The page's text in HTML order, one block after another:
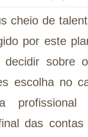
cheio de
por este
decidir sobre
escolha no
profissional
das